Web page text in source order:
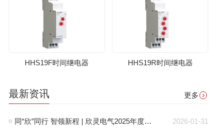
HHS19F时间继电器 HHS19R时间继电器
最新资讯 更多
2026-01-31
同“欣”同行 智领新程 | 欣灵电气2025年度表彰总结大会暨新年酒会成功举办！